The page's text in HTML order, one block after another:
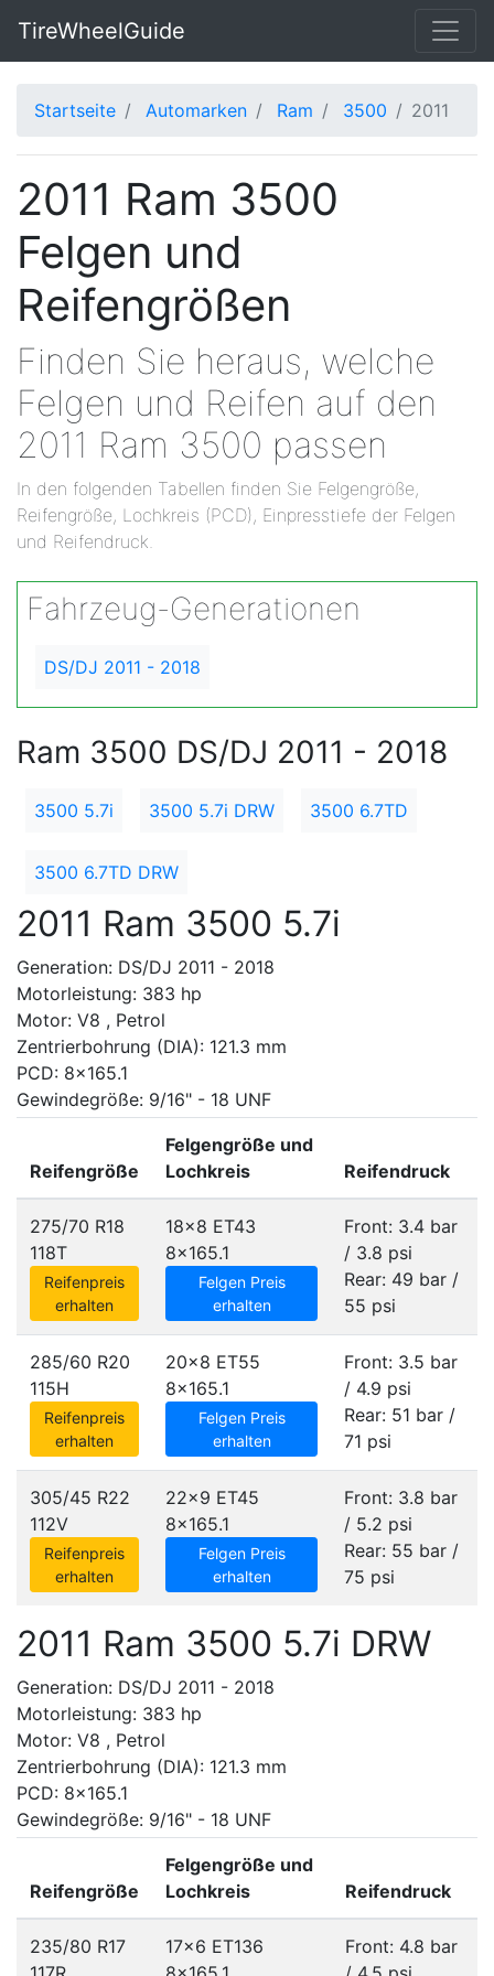
TireWheelGuide
Startseite Automarken Ram 3500 2011
2011 Ram 3500
Felgen und
Reifengrößen
Finden Sie heraus, welche
Felgen und Reifen auf den
2011 Ram 3500 passen
In den folgenden Tabellen finden Sie Felgengröße,
Reifengröße, Lochkreis (PCD), Einpresstiefe der Felgen
und Reifendruck.
Fahrzeug-Generationen
DS/DJ 2011 - 2018
Ram 3500 DS/DJ 2011 - 2018
3500 5.7i 3500 5.7i DRW 3500 6.7TD
3500 6.7TD DRW
2011 Ram 3500 5.7i
Generation: DS/DJ 2011 - 2018
Motorleistung: 383 hp
Motor: V8 , Petrol
Zentrierbohrung (DIA): 121.3 mm
PCD: 8x165.1
Gewindegröße: 9/16" - 18 UNF
Reifengröße
Felgengröße und
Lochkreis
Reifendruck
275/70 R18
118T
Reifenpreis
erhalten
18x8 ET43
8x165.1
Felgen Preis
erhalten
Front: 3.4 bar
/ 3.8 psi
Rear: 49 bar /
55 psi
285/60 R20
115H
Reifenpreis
erhalten
20x8 ET55
8x165.1
Felgen Preis
erhalten
Front: 3.5 bar
/ 4.9 psi
Rear: 51 bar /
71 psi
305/45 R22
112V
Reifenpreis
erhalten
22x9 ET45
8x165.1
Felgen Preis
erhalten
Front: 3.8 bar
/ 5.2 psi
Rear: 55 bar /
75 psi
2011 Ram 3500 5.7i DRW
Generation: DS/DJ 2011 - 2018
Motorleistung: 383 hp
Motor: V8 , Petrol
Zentrierbohrung (DIA): 121.3 mm
PCD: 8x165.1
Gewindegröße: 9/16" - 18 UNF
Reifengröße
Felgengröße und
Lochkreis
Reifendruck
235/80 R17
17x6 ET136
Front: 4.8 bar